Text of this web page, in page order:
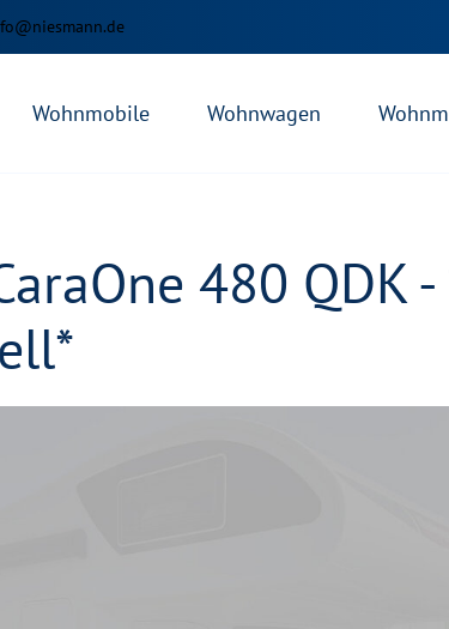
Wohnmobile Wohnwagen
480 QDK